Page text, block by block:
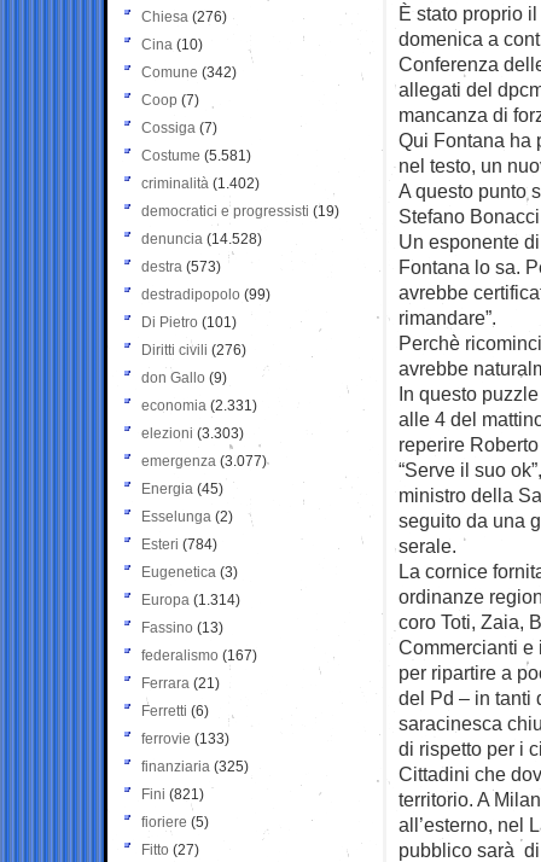
È stato proprio
domenica a
Conferenza
allegati del
mancanza di
Qui Fontana ha
nel testo, un
A questo punto
Stefano
Un esponente
Fontana lo sa.
avrebbe
rimandare”.
Perchè
avrebbe
In questo
alle 4 del
reperire
“Serve il suo
ministro della
seguito da una
serale.
La cornice
ordinanze
coro Toti, Zaia,
Commercianti e
per ripartire a
del Pd – in tanti
saracinesca
di rispetto per i
Cittadini che
territorio. A
all’esterno, nel
pubblico sarà
Chiesa (276)
Cina (10)
Comune (342)
Coop (7)
Cossiga (7)
Costume (5.581)
criminalità (1.402)
democratici e progressisti (19)
denuncia (14.528)
destra (573)
destradipopolo (99)
Di Pietro (101)
Diritti civili (276)
don Gallo (9)
economia (2.331)
elezioni (3.303)
emergenza (3.077)
Energia (45)
Esselunga (2)
Esteri (784)
Eugenetica (3)
Europa (1.314)
Fassino (13)
federalismo (167)
Ferrara (21)
Ferretti (6)
ferrovie (133)
finanziaria (325)
Fini (821)
fioriere (5)
Fitto (27)